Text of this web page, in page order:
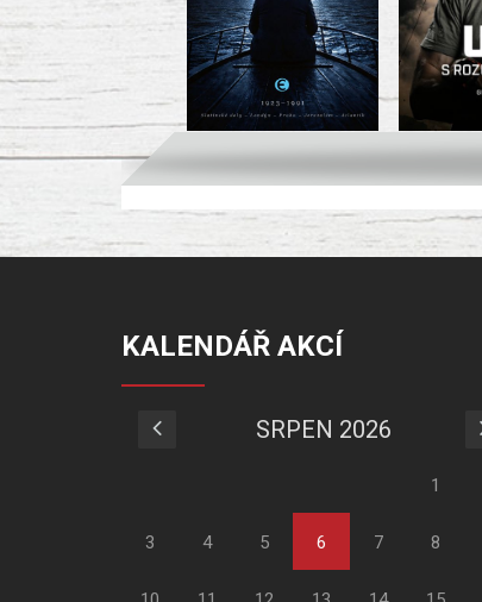
KALENDÁŘ AKCÍ
SRPEN 2026
1
3 4 5 6 7 8